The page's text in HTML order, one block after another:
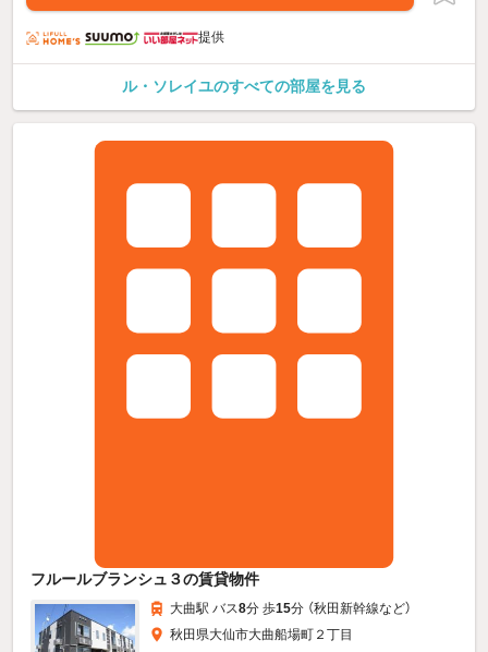
提供
ル・ソレイユのすべての部屋を見る
フルールブランシュ３の賃貸物件
大曲駅 バス8分 歩15分 （秋田新幹線など）
秋田県大仙市大曲船場町２丁目